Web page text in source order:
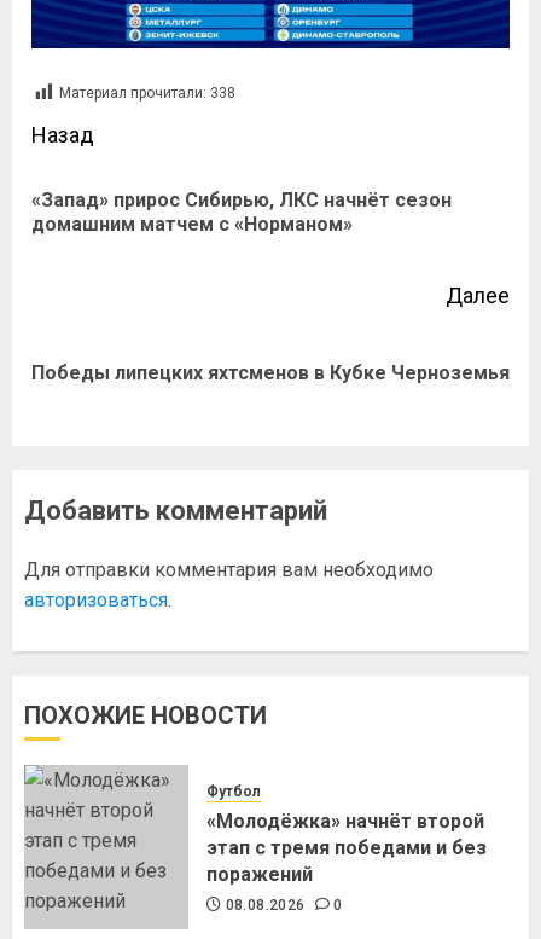
Материал прочитали: 338
Назад
«Запад» прирос Сибирью, ЛКС начнёт сезон
домашним матчем с «Норманом»
Далее
Победы липецких яхтсменов в Кубке Черноземья
Добавить комментарий
Для отправки комментария вам необходимо
авторизоваться.
ПОХОЖИЕ НОВОСТИ
Футбол
«Молодёжка» начнёт второй
этап с тремя победами и без
поражений
08.08.2026 0